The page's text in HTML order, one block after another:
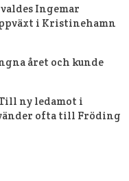
Ingemar
i Kristinehamn
året och kunde
ny ledamot i
ofta till Fröding